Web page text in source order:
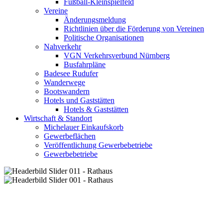
Fußball-Kleinspielfeld
Vereine
Änderungsmeldung
Richtlinien über die Förderung von Vereinen
Politische Organisationen
Nahverkehr
VGN Verkehrsverbund Nürnberg
Busfahrpläne
Badesee Rudufer
Wanderwege
Bootswandern
Hotels und Gaststätten
Hotels & Gaststätten
Wirtschaft & Standort
Michelauer Einkaufskorb
Gewerbeflächen
Veröffentlichung Gewerbebetriebe
Gewerbebetriebe